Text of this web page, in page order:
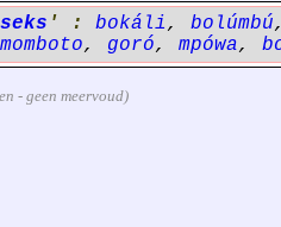
seks ' : bokáli, bolúmbú
momboto, goró, mpówa,
- geen meervoud)